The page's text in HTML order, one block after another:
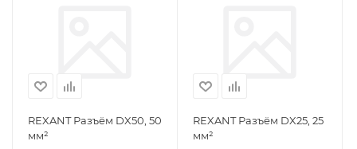
REXANT Разъём DX50, 50
мм²
REXANT Разъём DX25, 25
мм²